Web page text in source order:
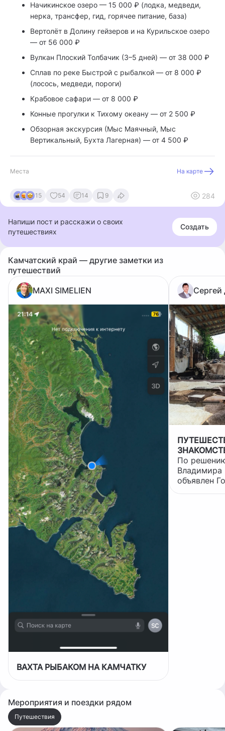
Начикинское озеро — 15 000 ₽ (лодка, медведи,
нерка, трансфер, гид, горячее питание, база)
Вертолёт в Долину гейзеров и на Курильское озеро
— от 56 000 ₽
Вулкан Плоский Толбачик (3–5 дней) — от 38 000 ₽
Сплав по реке Быстрой с рыбалкой — от 8 000 ₽
(лосось, медведи, пороги)
Крабовое сафари — от 8 000 ₽
Конные прогулки к Тихому океану — от 2 500 ₽
Обзорная экскурсия (Мыс Маячный, Мыс
Вертикальный, Бухта Лагерная) — от 4 500 ₽
Места На карте
15 54 14 9 284
Напиши пост и расскажи о своих
путешествиях
Создать
Камчатский край — другие заметки из
путешествий
MAXI SIMELIEN
ВАХТА РЫБАКОМ НА КАМЧАТКУ
Сергей
По
Владимира
объявлен
России. А как можно ближе
Мероприятия и поездки рядом
Путешествия